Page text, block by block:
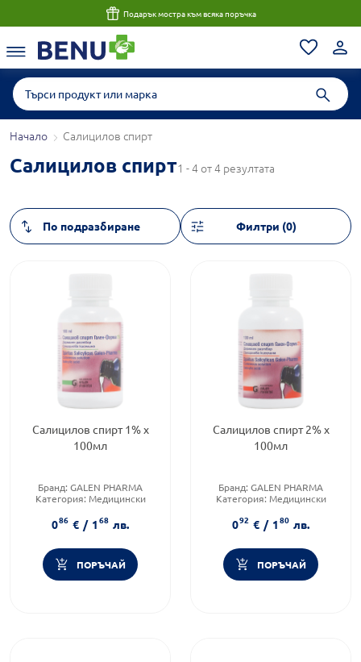
Подарък мостра към всяка поръчка
Начало Салицилов спирт
Салицилов спирт1 - 4 от 4 резултата
Филтри (0)
Салицилов спирт 1% х
100мл
Бранд: GALEN PHARMA
Категория: Медицински
Форма на продукта:разтвор
086 € / 168 лв.
ПОРЪЧАЙ
Салицилов спирт 2% х
100мл
Бранд: GALEN PHARMA
Категория: Медицински
Форма на продукта:разтвор
092 € / 180 лв.
ПОРЪЧАЙ